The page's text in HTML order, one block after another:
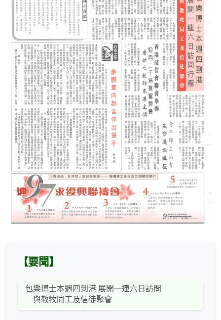
【要聞】
包樂博士本週四到港 展開一連六日訪問
與教牧同工及信徒聚會